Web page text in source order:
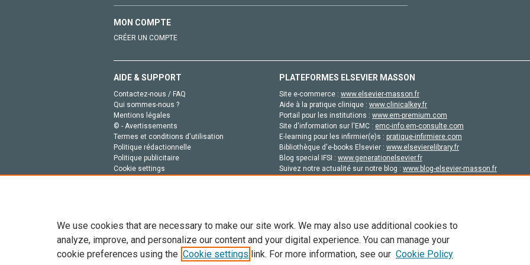
MON COMPTE
CRÉER UN COMPTE
AIDE & SUPPORT
Contactez-nous / FAQ
Qui sommes-nous ?
Mentions légales
© - Avertissements
Termes et conditions d'utilisation
Politique rédactionnelle
Politique publicitaire
Cookie settings
PLATEFORMES ELSEVIER MASSON
Site e-commerce : www.elsevier-masson.fr
Aide à la pratique clinique : www.clinicalkey.fr
Portail pour les institutions : www.em-premium.com
Site d'information sur l'EMC : emc-info.em-consulte.com
E-learning pour les infirmier(e)s : pratique-infirmiere.com
Bibliothèque d'e-books Elsevier : www.elsevierelibrary.fr
Blog special IFSI : www.generationelsevier.fr
Suivez notre actualité sur notre blog : www.blog-elsevier-masson.fr
Tout le contenu de ce site: Copyright © 2026 Elsevier, ses concédants de licence et ses contributeurs. Tout les droits sont réservés,
We use cookies that are necessary to make our site work. We may also use additional cookies to
analyze, improve, and personalize our content and your digital experience. You can manage your
cookie preferences using the Cookie settings link. For more information, see our Cookie Policy